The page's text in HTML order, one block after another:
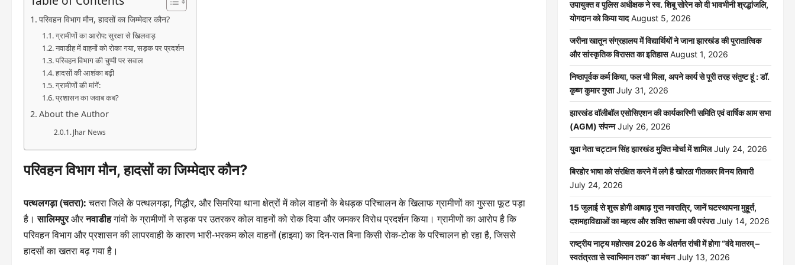
परिवहन विभाग मौन, हादसों का जिम्मेदार कौन?
ग्रामीणों का आरोप: सुरक्षा से खिलवाड़
नवाडीह में वाहनों को रोका गया, सड़क पर प्रदर्शन
परिवहन विभाग की चुप्पी पर सवाल
हादसों की आशंका बढ़ी
ग्रामीणों की मांगें:
प्रशासन का जवाब कब?
About the Author
Jhar News
परिवहन विभाग मौन, हादसों का जिम्मेदार कौन?
पत्थलगड़ा (चतरा):चतरा जिले के पत्थलगड़ा, गिद्धौर, और सिमरिया थाना क्षेत्रों में कोल वाहनों के बेधड़क परिचालन के खिलाफ ग्रामीणों का गुस्सा फूट पड़ा
है।सालिमपुरऔरनवाडीहगांवों के ग्रामीणों ने सड़क पर उतरकर कोल वाहनों को रोक दिया और जमकर विरोध प्रदर्शन किया। ग्रामीणों का आरोप है कि
परिवहन विभाग और प्रशासन की लापरवाही के कारण भारी-भरकम कोल वाहनों (हाइवा) का दिन-रात बिना किसी रोक-टोक के परिचालन हो रहा है, जिससे
हादसों का खतरा बढ़ गया है।
उपायुक्त व पुलिस अधीक्षक ने स्व. शिबू सोरेन को दी भावभीनी श्रद्धांजलि,
योगदान को किया याद August 5, 2026
जरीना खातून संग्रहालय में विद्यार्थियों ने जाना झारखंड की पुरातात्विक
और सांस्कृतिक विरासत का इतिहास August 1, 2026
निष्ठापूर्वक कर्म किया, फल भी मिला, अपने कार्य से पूरी तरह संतुष्ट हूं : डॉ.
कृष्ण कुमार गुप्ता July 31, 2026
झारखंड वॉलीबॉल एसोसिएशन की कार्यकारिणी समिति एवं वार्षिक आम सभा
(AGM) संपन्न July 26, 2026
युवा नेता चट्टान सिंह झारखंड मुक्ति मोर्चा में शामिल July 24, 2026
बिरहोर भाषा को संरक्षित करने में लगे है खोरठा गीतकार विनय तिवारी
July 24, 2026
15 जुलाई से शुरू होगी आषाढ़ गुप्त नवरात्रि, जानें घटस्थापना मुहूर्त,
दशमहाविद्याओं का महत्व और शक्ति साधना की परंपरा July 14, 2026
राष्ट्रीय नाट्य महोत्सव 2026 के अंतर्गत रांची में होगा “वंदे मातरम् –
स्वतंत्रता से स्वाभिमान तक” का मंचन July 13, 2026